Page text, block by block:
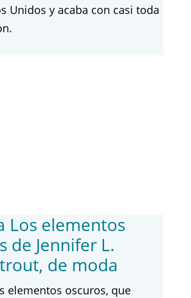
Unidos y acaba con casi toda
Los elementos
de Jennifer L.
de moda
elementos oscuros, que